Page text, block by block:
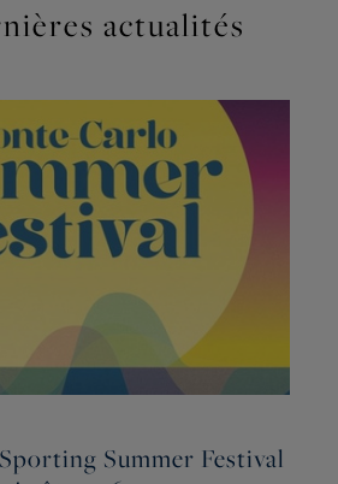
actualités
Summer Festival